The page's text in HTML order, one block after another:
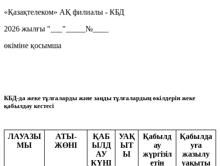
«Қазақтелеком» АҚ филиалы - КБД
2026 жылғы "___"_____№____
өкіміне қосымша
КБД-да жеке тұлғаларды және заңды тұлғалардың өкілдерін жеке
қабылдау кестесі
ЛАУАЗЫ
МЫ
АТЫ-
ЖӨНІ
ҚАБ
ЫЛД
АУ
КҮНІ
УАҚ
ЫТ
Ы
Қабылд
ау
жүргізіл
етін
Қабылда
уға
жазылу
уақыты